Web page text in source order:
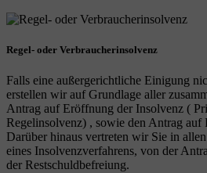
Regel- oder Verbraucherinsolvenz
Falls eine außergerichtliche Einigung
erstellen wir auf Grundlage aller
Antrag auf Eröffnung der Insolvenz (
Regelinsolvenz) , sowie den Antrag auf
Darüber hinaus vertreten wir Sie in
eines Insolvenzverfahrens, von der
der Restschuldbefreiung.